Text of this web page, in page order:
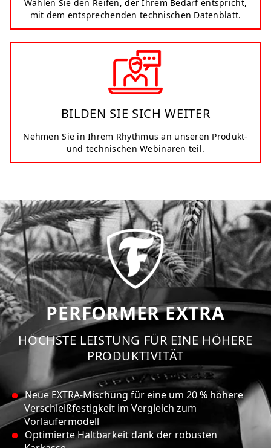
Wählen Sie den Reifen, der Ihrem Bedarf entspricht,
mit dem entsprechenden technischen Datenblatt.
BILDEN SIE SICH WEITER
Nehmen Sie in Ihrem Rhythmus an unseren Produkt-
und technischen Webinaren teil.
PERFORMER EXTRA
HÖCHSTE LEISTUNG FÜR EINE HÖHERE
PRODUKTIVITÄT
Neue EXTRA-Mischung für eine um 20 % höhere
Verschleißfestigkeit im Vergleich zum
Vorläufermodell
Optimierte Haltbarkeit dank der robusten